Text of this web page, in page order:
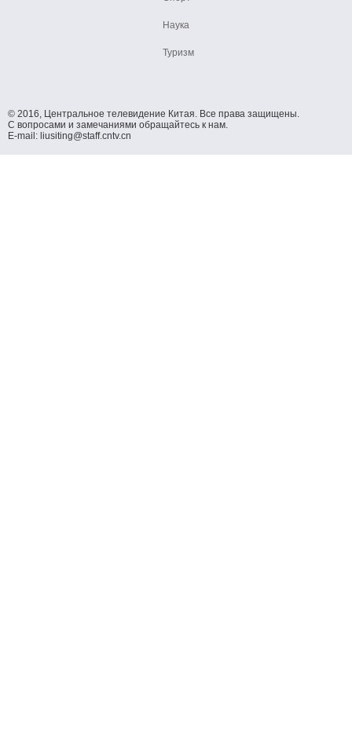
Наука
Туризм
© 2016, Центральное телевидение Китая. Все права защищены.
С вопросами и замечаниями обращайтесь к нам.
E-mail: liusiting@staff.cntv.cn